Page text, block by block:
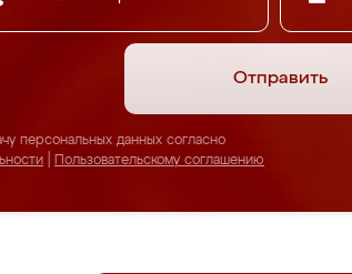
Отправить
персональных данных согласно
Пользовательскому соглашению